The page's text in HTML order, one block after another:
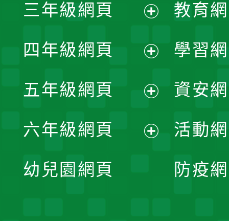
選
單
開
選
單
三年級網頁
開
選
單
四年級網頁
開
選
五年級網頁
開
六年級網頁
幼兒園網頁
教育
學習
資安
活動
防疫